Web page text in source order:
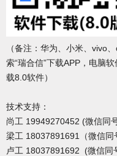
（备注：华为、小米、vivo
索“瑞合信”下载APP，电脑
载8.0软件）
技术支持：
尚工 19949270452 (微信同号
梁工 18037891691（微信同
卢工 18037891692 (微信同